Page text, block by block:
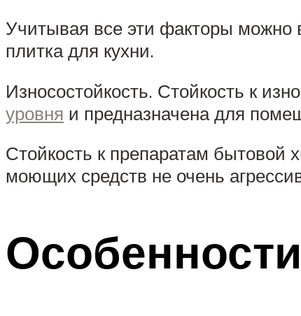
Учитывая все эти факторы можно
плитка для кухни.
Износостойкость. Стойкость к
уровня и предназначена для
Стойкость к препаратам бытовой
моющих средств не очень
Особенности